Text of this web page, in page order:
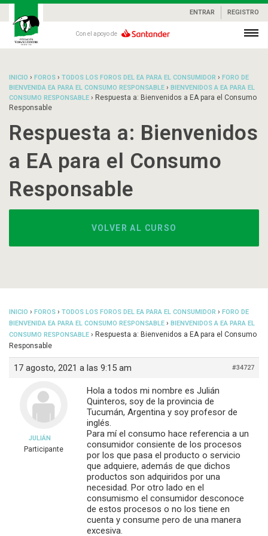
ENTRAR REGISTRO
Con el apoyo de
INICIO › FOROS › TODOS LOS FOROS DEL EA PARA EL CONSUMIDOR › FORO DE
BIENVENIDA EA PARA EL CONSUMO RESPONSABLE › BIENVENIDOS A EA PARA EL
CONSUMO RESPONSABLE › Respuesta a: Bienvenidos a EA para el Consumo
Responsable
Respuesta a: Bienvenidos
a EA para el Consumo
Responsable
VOLVER AL CURSO
INICIO › FOROS › TODOS LOS FOROS DEL EA PARA EL CONSUMIDOR › FORO DE
BIENVENIDA EA PARA EL CONSUMO RESPONSABLE › BIENVENIDOS A EA PARA EL
CONSUMO RESPONSABLE › Respuesta a: Bienvenidos a EA para el Consumo
Responsable
17 agosto, 2021 a las 9:15 am #34727
JULIÁN
Participante
Hola a todos mi nombre es Julián
Quinteros, soy de la provincia de
Tucumán, Argentina y soy profesor de
inglés.
Para mí el consumo hace referencia a un
consumidor consiente de los procesos
por los que pasa el producto o servicio
que adquiere, además de que dichos
productos son adquiridos por una
necesidad. Por otro lado en el
consumismo el consumidor desconoce
de estos procesos o no los tiene en
cuenta y consume pero de una manera
excesiva.